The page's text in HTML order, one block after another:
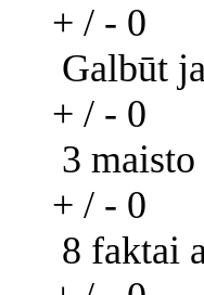
+ / - 0
Galbūt
+ / - 0
3
+ / - 0
8 faktai